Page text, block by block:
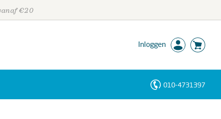
€20
Inloggen
010-4731397
Personen